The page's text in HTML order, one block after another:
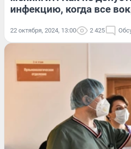
инфекцию, когда все
22 октября, 2024, 13:00 2 425